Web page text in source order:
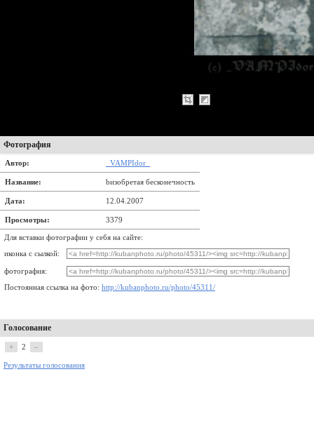
Фотография
Автор: _VAMPIdor_
Название: bизобретая бесконечность
Дата: 12.04.2007
Просмотры: 3379
Для вставки фотографии у себя на сайте:
иконка с сылкой:
фотография:
Постоянная ссылка на фото: http://kubanphoto.ru/photo/45311/
Голосование
+ 2 –
Результаты голосования